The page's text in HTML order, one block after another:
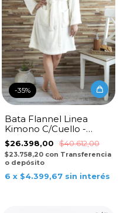
-35%
Bata Flannel Linea
Kimono C/Cuello -
Natural
$26.398,00 $40.612,00
$23.758,20 con Transferencia
o depósito
6 x $4.399,67 sin interés